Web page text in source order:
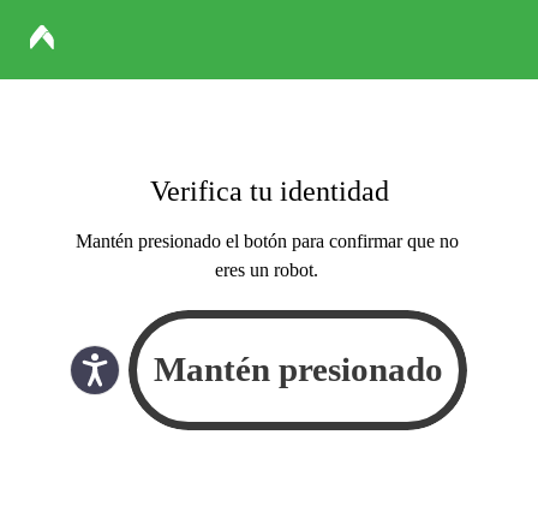
Verifica tu identidad
Mantén presionado el botón para confirmar que no
eres un robot.